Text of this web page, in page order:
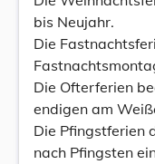
bis Neujahr.
Die
Die Ofterferien
endigen am
Die Pfingstferien
nach Pfingsten